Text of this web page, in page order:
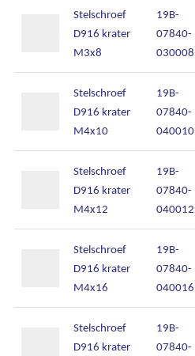
Stelschroef
D916 krater
M3x8
19B-
07840-
030008
Stelschroef
D916 krater
M4x10
19B-
07840-
040010
Stelschroef
D916 krater
M4x12
19B-
07840-
040012
Stelschroef
D916 krater
M4x16
19B-
07840-
040016
Stelschroef
D916 krater
19B-
07840-